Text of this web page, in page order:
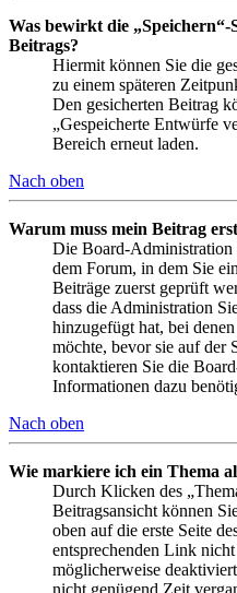
Was bewirkt die „Speichern“-
Beitrags?
Hiermit können Sie die
zu einem späteren
Den gesicherten Beitrag
„Gespeicherte Entwürfe
Bereich erneut laden.
Nach oben
Warum muss mein Beitrag
Die Board-Administration
dem Forum, in dem Sie
Beiträge zuerst geprüft
dass die Administration
hinzugefügt hat, bei
möchte, bevor sie auf der
kontaktieren Sie die
Informationen dazu
Nach oben
Wie markiere ich ein Thema
Durch Klicken des
Beitragsansicht können
oben auf die erste Seite
entsprechenden Link
möglicherweise
nicht genügend Zeit